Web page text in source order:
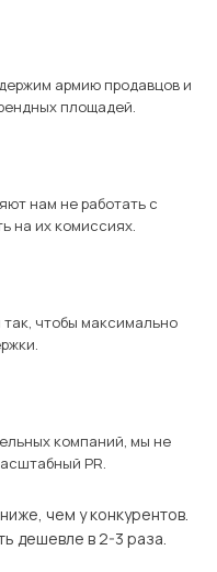
армию продавцов и
площадей.
нам не работать с
на их комиссиях.
чтобы максимально
компаний, мы не
PR.
чем у конкурентов.
дешевле в 2-3 раза.